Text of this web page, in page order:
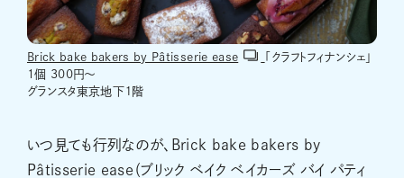
Brick bake bakers by Pâtisserie ease
「クラフトフィナンシェ」
1個 300円～
グランスタ東京地下１階
いつ見ても行列なのが、Brick bake bakers by
Pâtisserie ease（ブリック ベイク ベイカーズ バイ パティ